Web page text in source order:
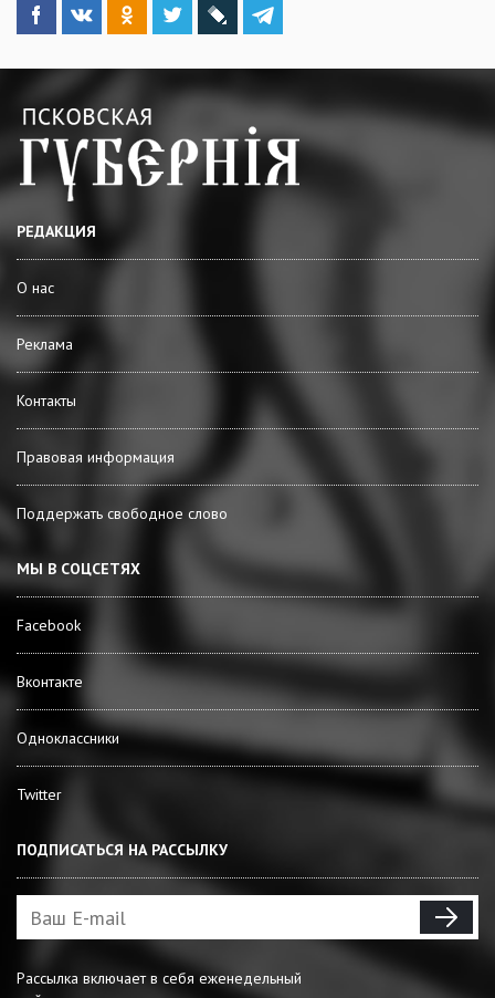
РЕДАКЦИЯ
О нас
Реклама
Контакты
Правовая информация
Поддержать свободное слово
МЫ В СОЦСЕТЯХ
Facebook
Вконтакте
Одноклассники
Twitter
ПОДПИСАТЬСЯ НА РАССЫЛКУ
Рассылка включает в себя еженедельный